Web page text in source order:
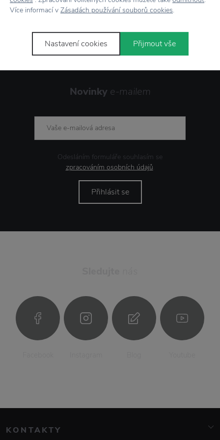
Novinky e-mailem
Odesláním formuláře souhlasím se
zpracováním osobních údajů.
Přihlásit se
KONTAKTY
Více informací v Zásadách používání souborů cookies.
Nastavení cookies Přijmout vše